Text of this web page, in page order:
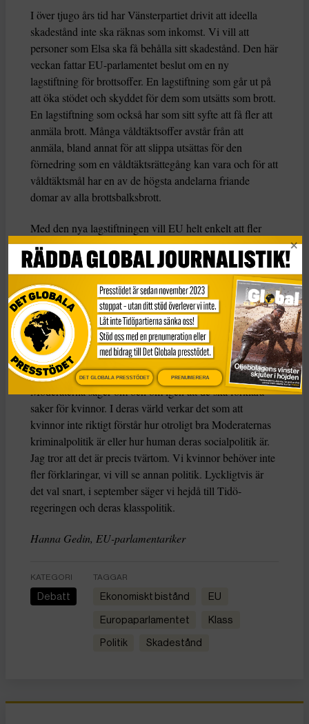
I över tjugo års tid har Vänsterpartiet drivit att ideella
skadestånd inte ska räknas som inkomst. Vi vill att
personer som Elsa ska få behålla sitt skadestånd. Den här
veckan fattar EU-parlamentet beslut om en ny
lagstiftning för brottsoffer. En lagstiftning som går ut på
att öka stödet och skyddet för dem som utsätts som brott.
En lagstiftning som också har som sitt syfte att få fler att
anmäla brott. Många våldtäktsoffer avstår från att
anmäla, bland annat för att slippa utsättas för den
förnedring som en våldtäktsrättegång kan vara och för att
våldtäktsmål har en av de högsta andelarna friande
domar av alla brottsbalksbrott.
Med den nya lagstiftningen vill EU helt enkelt att fler
brottsoffer ska våga och orka anmäla. EU skärper
dessutom skrivningarna om just skadestånd. När förövare
av våldsamma brott inte snabbt nog betalar skadestånden
ska staten göra det i stället. Det är bra förslag som
Vänsterpartiet stödjer. Nu förväntar vi oss att regeringen
går samma väg och ändar lagen och stärker brottsoffers
villkor och rättigheter. Ingen kommun ska längre kunna
avslå ekonomiskt stöd till brottsoffer som fått skadestånd.
Moderaterna säger om och om igen att de ska förklara
saker för kvinnor. I deras värld verkar det som att
kvinnor inte riktigt förstår hur otroligt bra Moderaternas
kriminalpolitik är eller hur human deras socialpolitik är.
Jag tror att det är precis tvärtom. Vi kvinnor behöver inte
fler förklaringar, vi vill se annan politik. Lyckligtvis är
det val snart, i september säger vi hejdå till Tidö-
regeringen och deras klasspolitik.
Hanna Gedin, EU-parlamentariker
KATEGORI
Debatt
TAGGAR
ekonomiskt bistånd EU
Europaparlamentet klass
politik skadestånd
DET GLOBALA PRESSTÖDET PRENUMERERA